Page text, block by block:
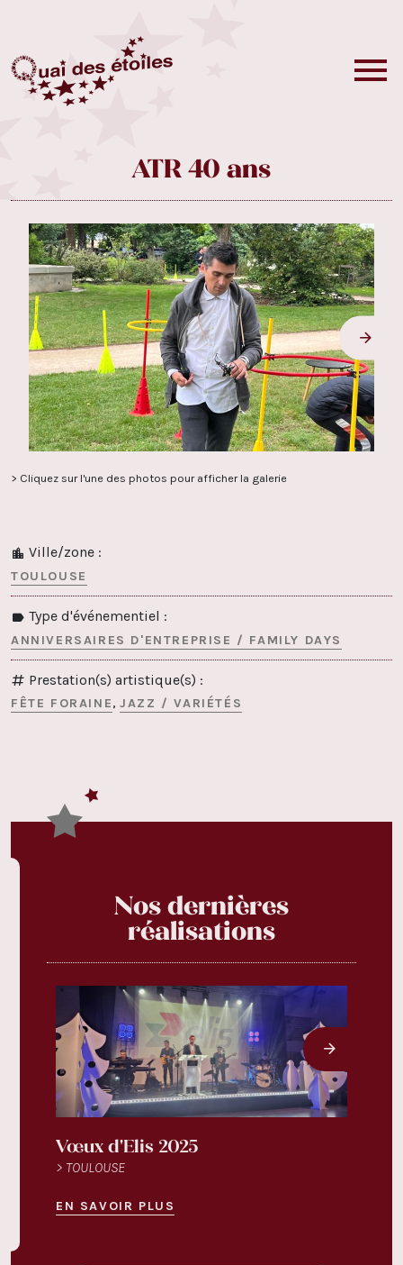
ATR 40 ans
> Cliquez sur l'une des photos pour afficher la galerie
Ville/zone :
TOULOUSE
Type d'événementiel :
ANNIVERSAIRES D'ENTREPRISE / FAMILY DAYS
Prestation(s) artistique(s) :
FÊTE FORAINE JAZZ / VARIÉTÉS
Nos dernières
réalisations
Vœux d'Elis 2025
> TOULOUSE
EN SAVOIR PLUS